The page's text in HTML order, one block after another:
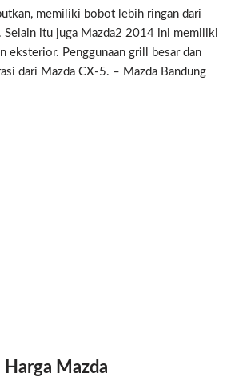
memiliki bobot lebih ringan dari
Selain itu juga Mazda2 2014 ini memiliki
eksterior. Penggunaan grill besar dan
dari Mazda CX-5. – Mazda Bandung
Harga Mazda